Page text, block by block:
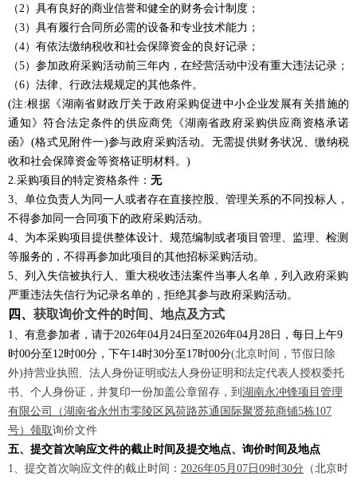
（2）具有良好的商业信誉和健全的财务会计制度；
（3）具有履行合同所必需的设备和专业技术能力；
（4）有依法缴纳税收和社会保障资金的良好记录；
（5）参加政府采购活动前三年内，在经营活动中没有重大违法记录；
（6）法律、行政法规规定的其他条件。
(注:根据《湖南省财政厅关于政府采购促进中小企业发展有关措施的
通知》符合法定条件的供应商凭《湖南省政府采购供应商资格承诺
函》(格式见附件一)参与政府采购活动。无需提供财务状况、缴纳税
收和社会保障资金等资格证明材料。)
2.采购项目的特定资格条件： 无
3、单位负责人为同一人或者存在直接控股、管理关系的不同投标人，
不得参加同一合同项下的政府采购活动。
4、为本采购项目提供整体设计、规范编制或者项目管理、监理、检测
等服务的，不得再参加此项目的其他招标采购活动。
5、列入失信被执行人、重大税收违法案件当事人名单，列入政府采购
严重违法失信行为记录名单的，拒绝其参与政府采购活动。
四、 获取询价文件的时间、地点及方式
1、有意参加者，请于2026年04月24日至2026年04月28日，每日上午9
时00分至12时00分，下午14时30分至17时00分(北京时间，节假日除
外)持营业执照、法人身份证明或法人身份证明和法定代表人授权委托
书、 个人身份证，并复印一份加盖公章留存，到 湖南永冲锋项目管理
有限公司（湖南省永州市零陵区风荷路苏通国际聚贤苑商铺5栋107
号） 领取询价文件
五、提交首次响应文件的截止时间及提交地点、询价时间及地点
1、提交首次响应文件的截止时间： 2026年05月07日09时30分 （北京时